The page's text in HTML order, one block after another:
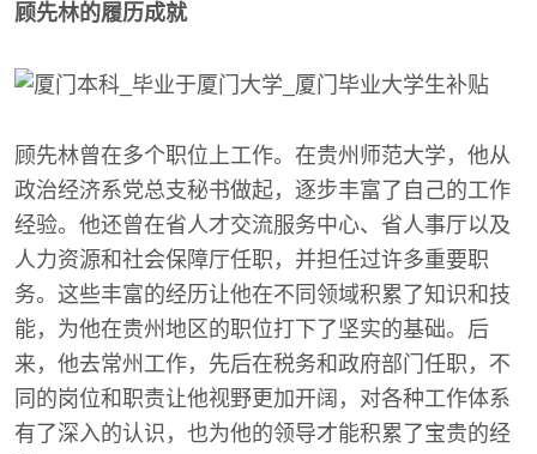
顾先林的履历成就
顾先林曾在多个职位上工作。在贵州师范大学，他从
政治经济系党总支秘书做起，逐步丰富了自己的工作
经验。他还曾在省人才交流服务中心、省人事厅以及
人力资源和社会保障厅任职，并担任过许多重要职
务。这些丰富的经历让他在不同领域积累了知识和技
能，为他在贵州地区的职位打下了坚实的基础。后
来，他去常州工作，先后在税务和政府部门任职，不
同的岗位和职责让他视野更加开阔，对各种工作体系
有了深入的认识，也为他的领导才能积累了宝贵的经